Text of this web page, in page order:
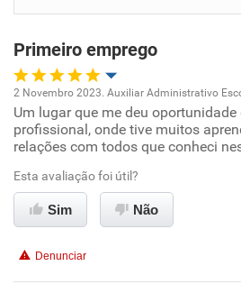
Primeiro emprego
Oportunidade de promoção
Ambiente de trabalho
Conciliação com a vida familiar
2 Novembro 2023. Auxiliar Administrativo
Um lugar que me deu
profissional, onde tive muitos
relações com todos que conheci
Esta avaliação foi útil?
Sim Não
Denunciar